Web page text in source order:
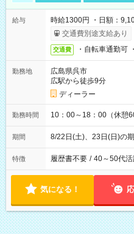
給与
時給1300円 ・日額：
交通費別途支給あり
交通費 ・自転車通勤可
勤務地
広島県呉市
広駅から徒歩9分
ディーラー
勤務時間 10：00～18：00（休憩
期間 8/22日(土)、23日(日)の
特徴 履歴書不要 / 40～50代活
気になる！